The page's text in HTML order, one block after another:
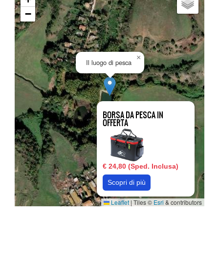
BORSA DA PESCA IN
OFFERTA
€ 24,80 (Sped. Inclusa)
Scopri di più
Il luogo di pesca
×
−
Leaflet | Tiles © Esri & contributors